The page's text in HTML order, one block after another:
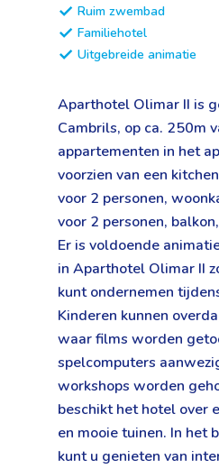
Ruim zwembad
Familiehotel
Uitgebreide animatie
Aparthotel Olimar II is
Cambrils, op ca. 250m
appartementen in het
voorzien van een
voor 2 personen,
voor 2 personen,
Er is voldoende
in Aparthotel Olimar II
kunt ondernemen
Kinderen kunnen
waar films worden
spelcomputers
workshops worden
beschikt het hotel over
en mooie tuinen. In het
kunt u genieten van